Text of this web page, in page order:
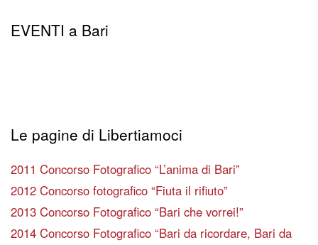
EVENTI a Bari
Le pagine di Libertiamoci
2011 Concorso Fotografico “L’anima di Bari”
2012 Concorso fotografico “Fiuta il rifiuto”
2013 Concorso Fotografico “Bari che vorrei!”
2014 Concorso Fotografico “Bari da ricordare, Bari da